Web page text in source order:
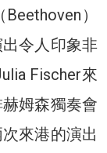
）
出令人印象非
Fischer來
姆森獨奏會
來港的演出